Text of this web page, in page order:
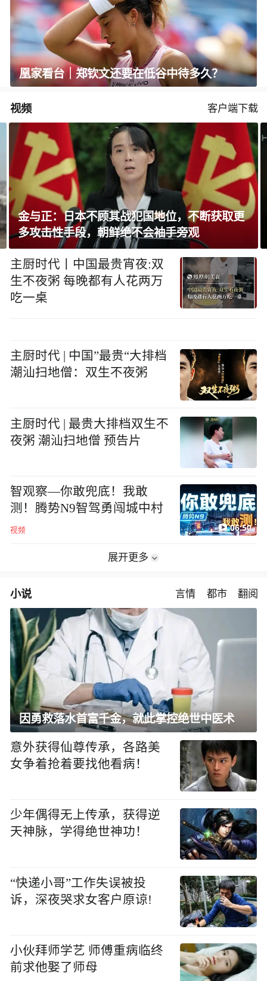
凰家看台｜郑钦文还要在低谷中待多久？
视频 客户端下载
金与正：日本不顾其战犯国地位，不断获取更
多攻击性手段，朝鲜绝不会袖手旁观
主厨时代丨中国最贵宵夜:双
生不夜粥 每晚都有人花两万
吃一桌
主厨时代 | 中国”最贵“大排档
潮汕扫地僧：双生不夜粥
主厨时代 | 最贵大排档双生不
夜粥 潮汕扫地僧 预告片
智观察—你敢兜底！我敢
测！腾势N9智驾勇闯城中村
视频 06:50
展开更多
小说 言情 都市 翻阅
因勇救落水首富千金，就此掌控绝世中医术
意外获得仙尊传承，各路美
女争着抢着要找他看病！
少年偶得无上传承，获得逆
天神脉，学得绝世神功！
“快递小哥”工作失误被投
诉，深夜哭求女客户原谅!
小伙拜师学艺 师傅重病临终
前求他娶了师母